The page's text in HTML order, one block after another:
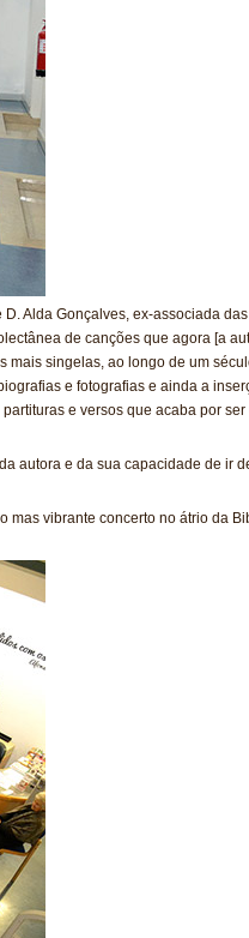
Alda Gonçalves, ex-associada
de canções que agora [a
singelas, ao longo de um
e fotografias e ainda a
e versos que acaba por
autora e da sua capacidade de ir
mas vibrante concerto no átrio da